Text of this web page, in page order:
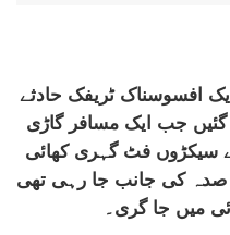
افسوسناک ٹریفک حادثے
جب ایک مسافر گاڑی
سیکڑوں فٹ گہری کھائی
صدہ کی جانب جا رہی تھی
میں جا گری۔